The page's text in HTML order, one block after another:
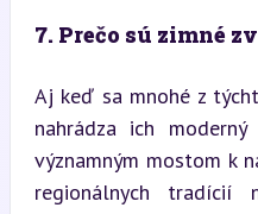
7. Prečo sú zimné
Aj keď sa mnohé z
nahrádza ich
významným mostom k
regionálnych tradícií